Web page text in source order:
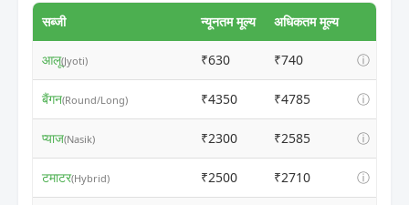
सब्जी न्यूनतम मूल्य अधिकतम मूल्य
आलू(Jyoti) ₹630 ₹740 ⓘ
बैंगन(Round/Long) ₹4350 ₹4785 ⓘ
प्याज(Nasik) ₹2300 ₹2585 ⓘ
टमाटर(Hybrid) ₹2500 ₹2710 ⓘ